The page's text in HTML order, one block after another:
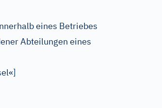
eines Betriebes
Abteilungen eines
]